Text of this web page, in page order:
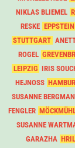
NIKLAS BLIEMEL
RESKE EPPSTEIN
STUTTGART
ROGEL
LEIPZIG IRIS
HEJNOSS
SUSANNE
FENGLER
SUSANNE
GARAZHA